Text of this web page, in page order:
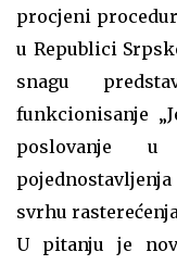
procjeni
u Republici
snagu
funkcionisanje
poslovanje
svrhu
U pitanju je